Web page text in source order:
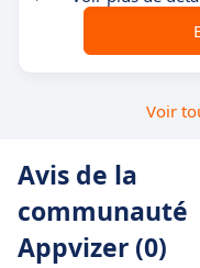
Voir
Avis de la
communauté
Appvizer (0)